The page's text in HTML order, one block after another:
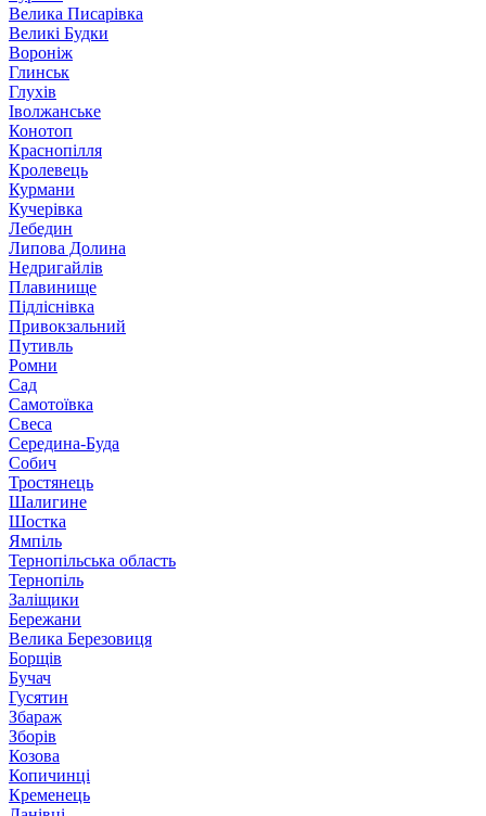
Велика Писарівка
Великі Будки
Вороніж
Глинськ
Глухів
Іволжанське
Конотоп
Краснопілля
Кролевець
Курмани
Кучерівка
Лебедин
Липова Долина
Недригайлів
Плавинище
Підліснівка
Привокзальний
Путивль
Ромни
Сад
Самотоївка
Свеса
Середина-Буда
Собич
Тростянець
Шалигине
Шостка
Ямпіль
Тернопільська область
Тернопіль
Заліщики
Бережани
Велика Березовиця
Борщів
Бучач
Гусятин
Збараж
Зборів
Козова
Копичинці
Кременець